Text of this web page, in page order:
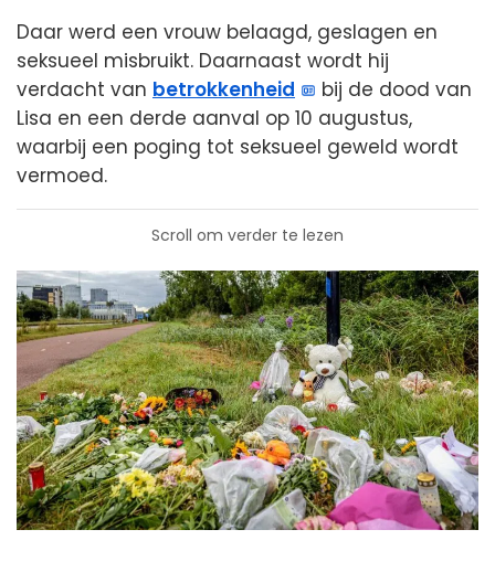
Daar werd een vrouw belaagd, geslagen en
seksueel misbruikt. Daarnaast wordt hij
verdacht van betrokkenheid
bij de dood van
Lisa en een derde aanval op 10 augustus,
waarbij een poging tot seksueel geweld wordt
vermoed.
Scroll om verder te lezen